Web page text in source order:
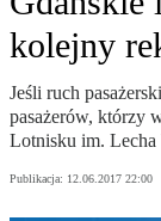
kolejny
Jeśli ruch
pasażerów, którzy
Lotnisku im. Lecha
Publikacja: 12.06.2017 22:00